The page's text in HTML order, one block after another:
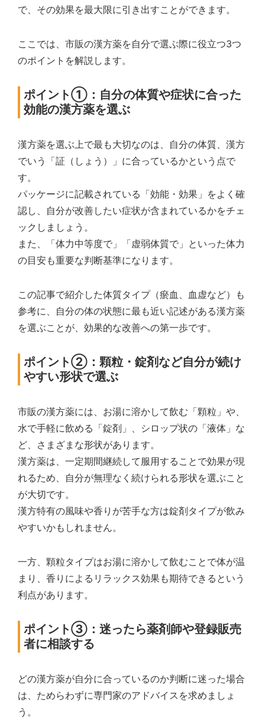
で、その効果を最大限に引き出すことができます。
ここでは、市販の漢方薬を自分で選ぶ際に役立つ3つ
のポイントを解説します。
ポイント①：自分の体質や症状に合った
効能の漢方薬を選ぶ
漢方薬を選ぶ上で最も大切なのは、自分の体質、漢方
でいう「証（しょう）」に合っているかという点で
す。
パッケージに記載されている「効能・効果」をよく確
認し、自分が改善したい症状が含まれているかをチェ
ックしましょう。
また、「体力中等度で」「虚弱体質で」といった体力
の目安も重要な判断基準になります。
この記事で紹介した体質タイプ（瘀血、血虚など）も
参考に、自分の体の状態に最も近い記述がある漢方薬
を選ぶことが、効果的な改善への第一歩です。
ポイント②：顆粒・錠剤など自分が続け
やすい形状で選ぶ
市販の漢方薬には、お湯に溶かして飲む「顆粒」や、
水で手軽に飲める「錠剤」、シロップ状の「液体」な
ど、さまざまな形状があります。
漢方薬は、一定期間継続して服用することで効果が現
れるため、自分が無理なく続けられる形状を選ぶこと
が大切です。
漢方特有の風味や香りが苦手な方は錠剤タイプが飲み
やすいかもしれません。
一方、顆粒タイプはお湯に溶かして飲むことで体が温
まり、香りによるリラックス効果も期待できるという
利点があります。
ポイント③：迷ったら薬剤師や登録販売
者に相談する
どの漢方薬が自分に合っているのか判断に迷った場合
は、ためらわずに専門家のアドバイスを求めましょ
う。